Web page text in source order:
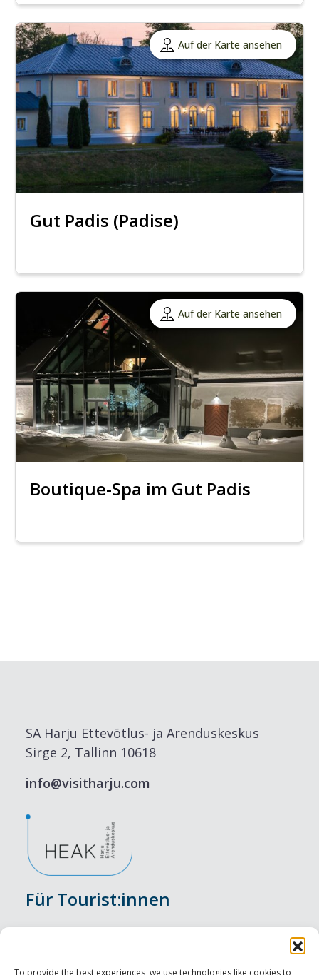
To provide the best experiences, we use technologies like cookies to
Auf der Karte ansehen
Gut Padis (Padise)
Auf der Karte ansehen
Boutique-Spa im Gut Padis
SA Harju Ettevõtlus- ja Arenduskeskus
Sirge 2, Tallinn 10618
info@visitharju.com
Für Tourist:innen
Unterkunft